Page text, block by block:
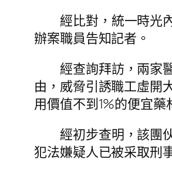
經比對，統一時光
辦案職員告知記者。
經查詢拜訪，兩家
由，威脅引誘職工虛開
用價值不到1%的便宜藥
經初步查明，該團
犯法嫌疑人已被采取刑